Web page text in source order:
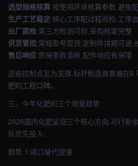
选型规格核算:按使用环境核算参数,避免
生产工艺稳定:核心工序配过程巡检,工序
出厂质检:第三方检测可附,采购档案完整
供货管控:常规型号现货,定制件排期可追,
售后响应:质保条款清晰,配件响应有保障
这些控制点互为支撑,标杆制造商普遍在6
肥的工程口碑。
三、今年化肥的三个增量趋势
2026国内化肥呈现三个核心方向,可行新
队优先投入:
趋势 1:进口替代提速